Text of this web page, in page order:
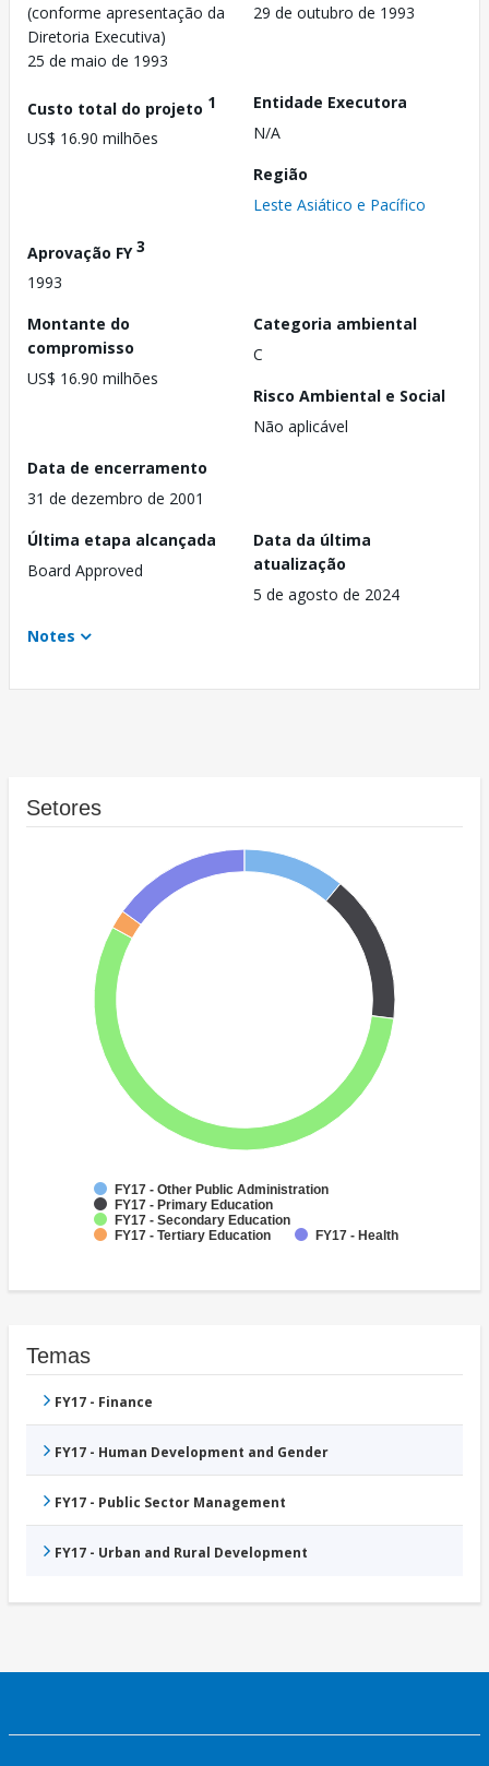
(conforme apresentação da
Diretoria Executiva)
25 de maio de 1993
29 de outubro de 1993
Custo total do projeto 1
US$ 16.90 milhões
Entidade Executora
N/A
Região
Leste Asiático e Pacífico
Aprovação FY3
1993
Montante do
compromisso
US$ 16.90 milhões
Categoria ambiental
C
Risco Ambiental e Social
Não aplicável
Data de encerramento
31 de dezembro de 2001
Última etapa alcançada
Board Approved
Data da última
atualização
5 de agosto de 2024
Notes
Setores
FY17 - Other Public Administration
FY17 - Primary Education
FY17 - Secondary Education
FY17 - Tertiary Education
FY17 - Health
Temas
FY17 - Finance
FY17 - Human Development and Gender
FY17 - Public Sector Management
FY17 - Urban and Rural Development